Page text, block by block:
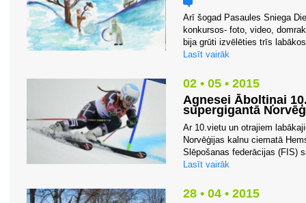
Arī šogad Pasaules Sniega
konkursos- foto, video,
bija grūti izvēlēties trīs
Lasīt vairāk
02 • 05 • 2015
Agnesei Āboltiņai
supergigantā
Ar 10.vietu un otrajiem
Norvēģijas kalnu ciematā
Slēpošanas federācijas (FIS)
Lasīt vairāk
28 • 04 • 2015